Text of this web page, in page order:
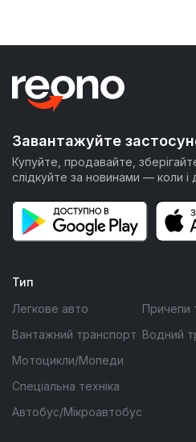
Завантажуйте
Купуйте, продавайте,
слідкуйте за новинами — коли і
Тип
Легкове авто
Вантажний транспорт
Мотоцикли/Мопеди
Спеціальна техніка
Автобус/Мікроавтобус
Причепи
Водний